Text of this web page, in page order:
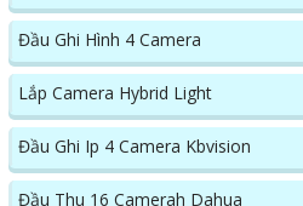
Đầu Ghi Hình 4 Camera
Lắp Camera Hybrid Light
Đầu Ghi Ip 4 Camera Kbvision
Đầu Thu 16 Camerah Dahua